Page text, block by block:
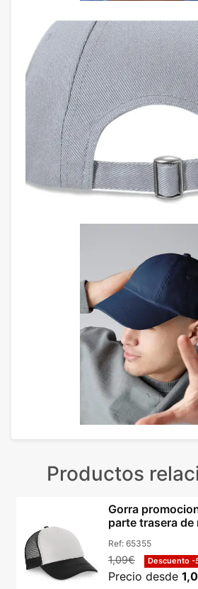
Productos
Gorra
parte trasera de
Ref: 65355
1,09€ Descuento -
Precio desde